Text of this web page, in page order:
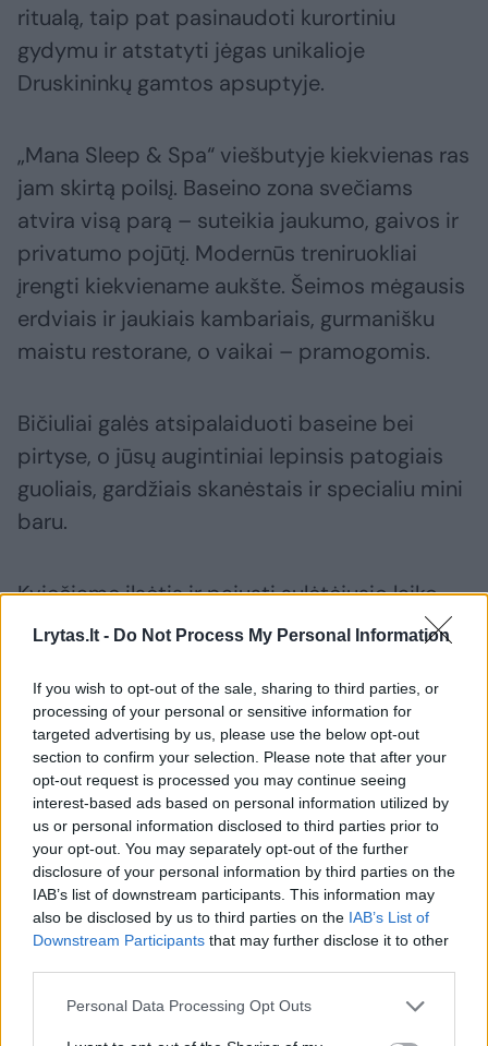
Lrytas.lt - Do Not Process My Personal Information
If you wish to opt-out of the sale, sharing to third parties, or
processing of your personal or sensitive information for
targeted advertising by us, please use the below opt-out
section to confirm your selection. Please note that after your
opt-out request is processed you may continue seeing
interest-based ads based on personal information utilized by
us or personal information disclosed to third parties prior to
your opt-out. You may separately opt-out of the further
disclosure of your personal information by third parties on the
IAB’s list of downstream participants. This information may
also be disclosed by us to third parties on the IAB’s List of
Downstream Participants that may further disclose it to other
Personal Data Processing Opt Outs
ritualą, taip pat pasinaudoti kurortiniu
gydymu ir atstatyti jėgas unikalioje
Druskininkų gamtos apsuptyje.
„Mana Sleep & Spa“ viešbutyje kiekvienas ras
jam skirtą poilsį. Baseino zona svečiams
atvira visą parą – suteikia jaukumo, gaivos ir
privatumo pojūtį. Modernūs treniruokliai
įrengti kiekviename aukšte. Šeimos mėgausis
erdviais ir jaukiais kambariais, gurmanišku
maistu restorane, o vaikai – pramogomis.
Bičiuliai galės atsipalaiduoti baseine bei
pirtyse, o jūsų augintiniai lepinsis patogiais
guoliais, gardžiais skanėstais ir specialiu mini
baru.
Kviečiame ilsėtis ir pajusti sulėtėjusio laiko
malonumą, atsipalaiduoti ir mėgautis tikruoju
birželio 30 d. su kodu manapoilsis –
suteikiama 15 proc. nuolaida ir dovana – 2
val. pasivažinėjimas dviračiais arba
šiaurietiškas ėjimas su kineziterapeutu!